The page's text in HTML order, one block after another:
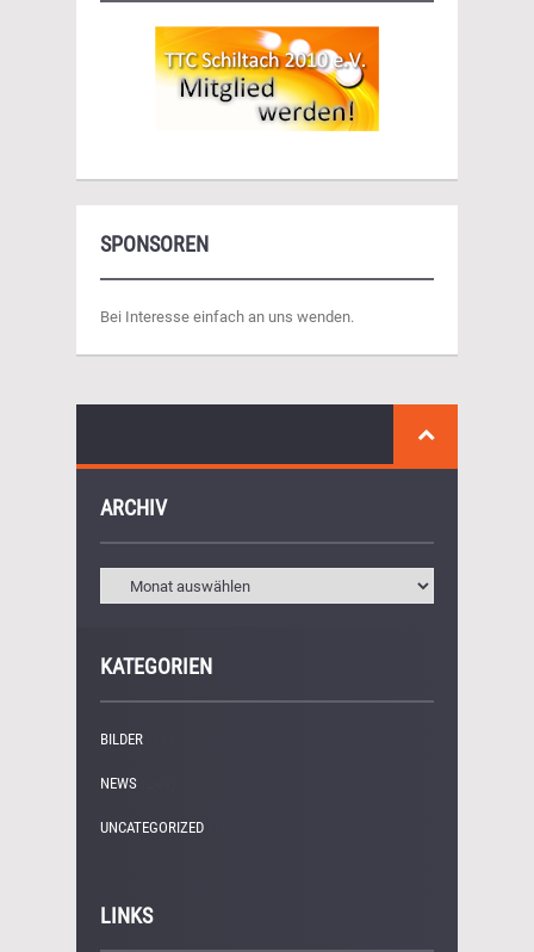
SPONSOREN
Bei Interesse einfach an uns wenden.
ARCHIV
KATEGORIEN
BILDER
NEWS
UNCATEGORIZED
LINKS